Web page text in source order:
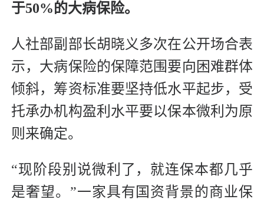
于50%的大病保险。
人社部副部长胡晓义多次在公开场合表
示，大病保险的保障范围要向困难群体
倾斜，筹资标准要坚持低水平起步，受
托承办机构盈利水平要以保本微利为原
则来确定。
“现阶段别说微利了，就连保本都几乎
是奢望。”一家具有国资背景的商业保